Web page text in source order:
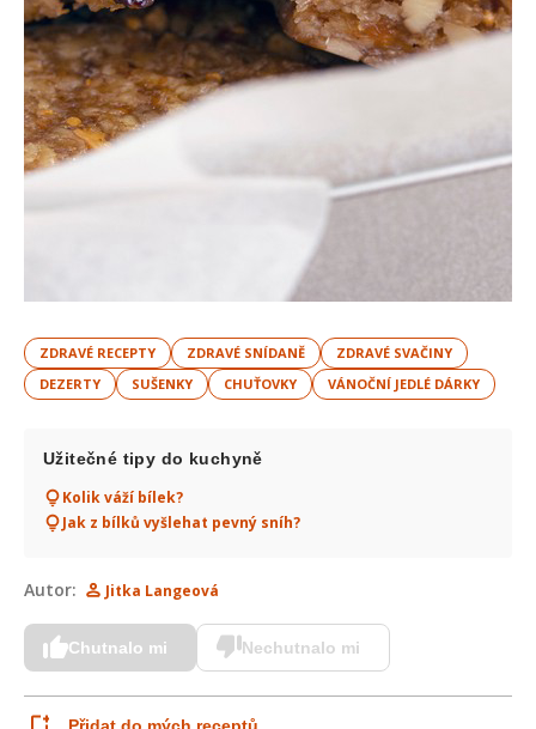
ZDRAVÉ RECEPTY ZDRAVÉ SNÍDANĚ
ZDRAVÉ SVAČINY
DEZERTY
SUŠENKY CHUŤOVKY VÁNOČNÍ JEDLÉ DÁRKY
Užitečné tipy do kuchyně
Kolik váží bílek?
Jak z bílků vyšlehat pevný sníh?
Autor: Jitka Langeová
Chutnalo mi Nechutnalo mi